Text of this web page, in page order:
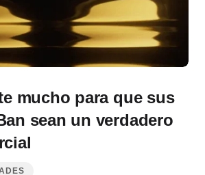
mucho para que sus
sean un verdadero